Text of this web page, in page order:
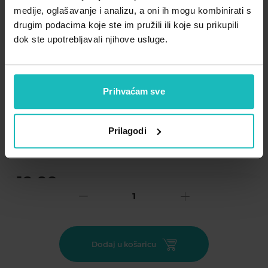
medije, oglašavanje i analizu, a oni ih mogu kombinirati s
drugim podacima koje ste im pružili ili koje su prikupili
dok ste upotrebljavali njihove usluge.
Prihvaćam sve
Prilagodi
Zdravlje muškarca
Zdravlje žene
Minerali
Probiotici i prebiotici
Važna obavijest prema Zakonu o zaštiti potrošača..
13,89
Nutripharm® Candigynol® je medicinski proizvod za pomoć
pri liječenju i prevenciji vaginalnih infekcija uzrokovanih
Dodaj u košaricu